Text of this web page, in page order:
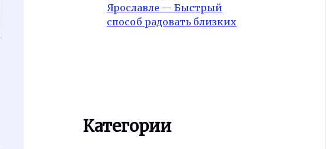
Ярославле — Быстрый
способ радовать близких
Категории